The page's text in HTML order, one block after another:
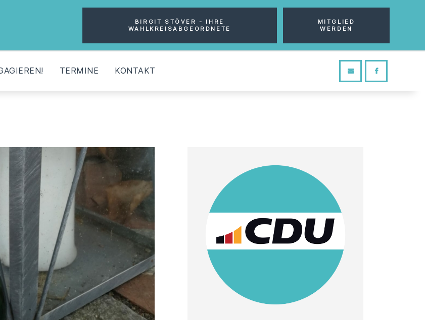
BIRGIT STÖVER - IHRE
WAHLKREISABGEORDNETE
MITGLIED
WERDEN
TERMINE KONTAKT